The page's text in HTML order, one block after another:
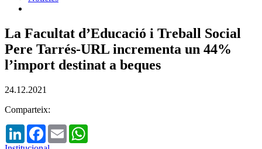
La Facultat d’Educació i Treball Social
Pere Tarrés-URL incrementa un 44%
l’import destinat a beques
24.12.2021
Comparteix:
LinkedInFacebook
Email